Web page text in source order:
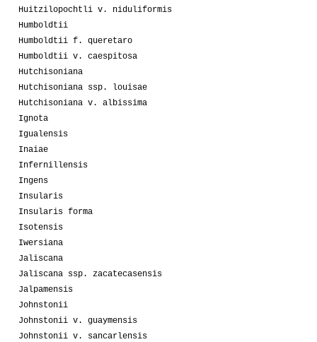
Huitzilopochtli v. niduliformis
Humboldtii
Humboldtii f. queretaro
Humboldtii v. caespitosa
Hutchisoniana
Hutchisoniana ssp. louisae
Hutchisoniana v. albissima
Ignota
Igualensis
Inaiae
Infernillensis
Ingens
Insularis
Insularis forma
Isotensis
Iwersiana
Jaliscana
Jaliscana ssp. zacatecasensis
Jalpamensis
Johnstonii
Johnstonii v. guaymensis
Johnstonii v. sancarlensis